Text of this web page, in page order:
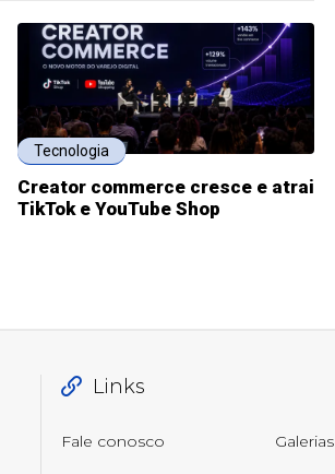
Tecnologia
Creator commerce cresce e atrai
TikTok e YouTube Shop
Links
Fale conosco Galerias